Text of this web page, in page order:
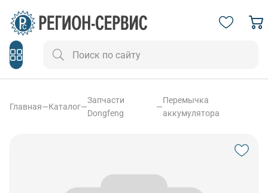
Главная—Каталог—
Запчасти
Dongfeng
—
Перемычка
аккумулятора